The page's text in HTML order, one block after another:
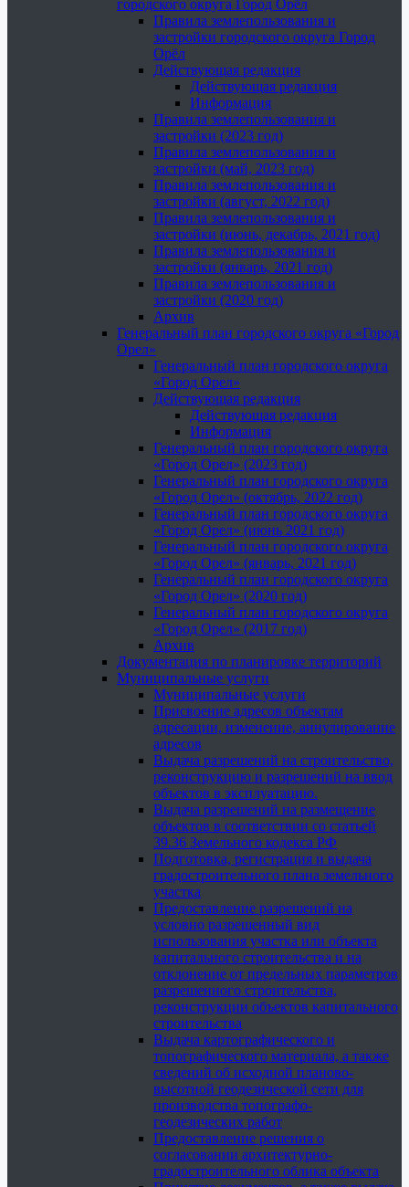
городского округа Город Орёл
Правила землепользования и
застройки городского округа Город
Орёл
Действующая редакция
Действующая редакция
Информация
Правила землепользования и
застройки (2023 год)
Правила землепользования и
застройки (май, 2023 год)
Правила землепользования и
застройки (август, 2022 год)
Правила землепользования и
застройки (июнь, декабрь, 2021 год)
Правила землепользования и
застройки (январь, 2021 год)
Правила землепользования и
застройки (2020 год)
Архив
Генеральный план городского округа «Город
Орел»
Генеральный план городского округа
«Город Орел»
Действующая редакция
Действующая редакция
Информация
Генеральный план городского округа
«Город Орел» (2023 год)
Генеральный план городского округа
«Город Орел» (октябрь, 2022 год)
Генеральный план городского округа
«Город Орел» (июнь 2021 год)
Генеральный план городского округа
«Город Орел» (январь, 2021 год)
Генеральный план городского округа
«Город Орел» (2020 год)
Генеральный план городского округа
«Город Орел» (2017 год)
Архив
Документация по планировке территорий
Муниципальные услуги
Муниципальные услуги
Присвоение адресов объектам
адресации, изменение, аннулирование
адресов
Выдача разрешений на строительство,
реконструкцию и разрешений на ввод
объектов в эксплуатацию.
Выдача разрешений на размещение
объектов в соответствии со статьей
39.36 Земельного кодекса РФ
Подготовка, регистрация и выдача
градостроительного плана земельного
участка
Предоставление разрешений на
условно разрешенный вид
использования участка или объекта
капитального строительства и на
отклонение от предельных параметров
разрешенного строительства,
реконструкции объектов капитального
строительства
Выдача картографического и
топографического материала, а также
сведений об исходной планово-
высотной геодезической сети для
производства топографо-
геодезических работ
Предоставление решения о
согласовании архитектурно-
градостроительного облика объекта